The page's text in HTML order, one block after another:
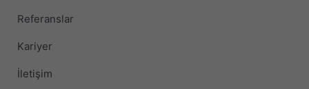
Referanslar
Kariyer
İletişim